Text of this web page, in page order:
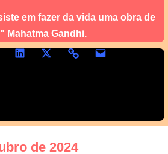
em fazer da vida uma obra de
Mahatma Gandhi.
de 2024